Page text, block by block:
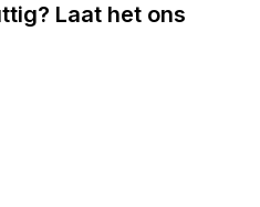
Laat het ons